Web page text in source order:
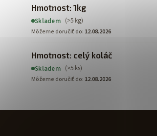
Hmotnost: 1kg
Skladem (>5 kg)
Môžeme doručiť do: 12.08.2026
Hmotnost: celý koláč
Skladem (>5 ks)
Môžeme doručiť do: 12.08.2026